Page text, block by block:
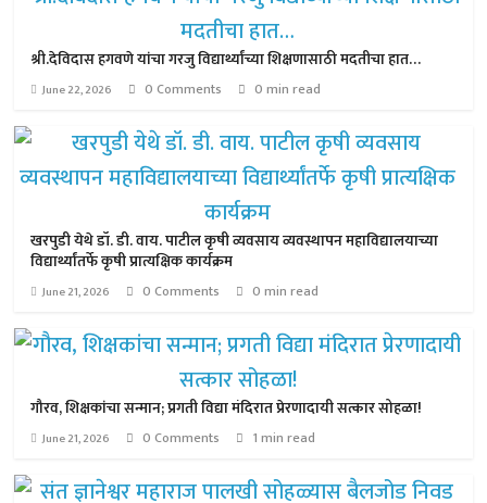
श्री.देविदास हगवणे यांचा गरजु विद्यार्थ्यांच्या शिक्षणासाठी मदतीचा हात…
June 22, 2026 0 Comments 0 min read
खरपुडी येथे डॉ. डी. वाय. पाटील कृषी व्यवसाय व्यवस्थापन महाविद्यालयाच्या
विद्यार्थ्यांतर्फे कृषी प्रात्यक्षिक कार्यक्रम
June 21, 2026 0 Comments 0 min read
गौरव, शिक्षकांचा सन्मान; प्रगती विद्या मंदिरात प्रेरणादायी सत्कार सोहळा!
June 21, 2026 0 Comments 1 min read